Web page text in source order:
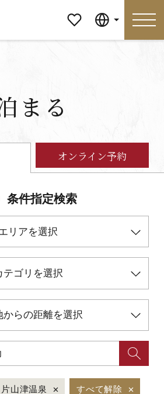
ージ
食べる
マイページ
北陸巡り♪
まる
オンライン予約
条件指定検索
リアを選択
テゴリを選択
からの距離を選択
片山津温泉 すべて解除